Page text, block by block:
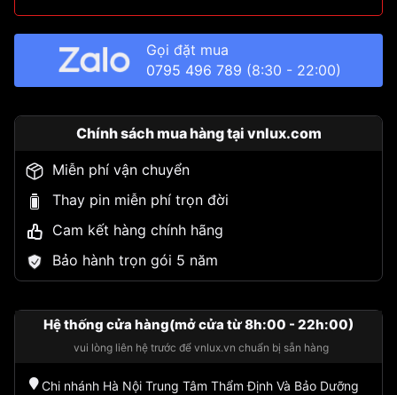
Gọi đặt mua
0795 496 789 (8:30 - 22:00)
Chính sách mua hàng tại vnlux.com
Miễn phí vận chuyển
Thay pin miễn phí trọn đời
Cam kết hàng chính hãng
Bảo hành trọn gói 5 năm
Hệ thống cửa hàng(mở cửa từ 8h:00 - 22h:00)
vui lòng liên hệ trước để vnlux.vn chuẩn bị sẵn hàng
Chi nhánh Hà Nội Trung Tâm Thẩm Định Và Bảo Dưỡng